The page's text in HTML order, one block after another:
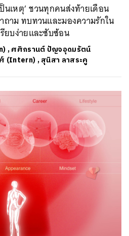
ป็นเหตุ’ ชวนทุกคนส่งท้ายเดือน
าม ทบทวนและมองความรักใน
ยบง่ายและซับซ้อน
,ศศิกรานต์ ปัญจอุดมรัตน์
(Intern) ,สุนิสา ลาสระคู